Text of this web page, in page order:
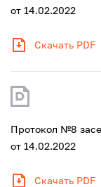
от 14.02.2022
Скачать PDF
Протокол №8
от 14.02.2022
Скачать PDF